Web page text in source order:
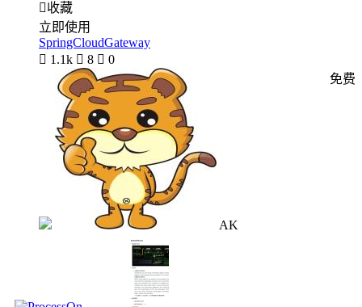
收藏
立即使用
SpringCloudGateway
 1.1k  8  0
AK
免费